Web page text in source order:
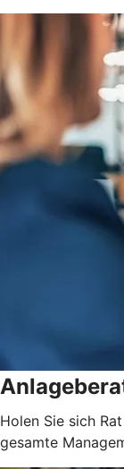
Holen Sie sich
gesamte